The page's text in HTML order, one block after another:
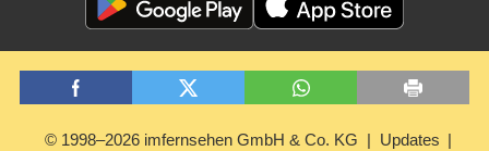
© 1998–2026 imfernsehen GmbH & Co. KG Updates